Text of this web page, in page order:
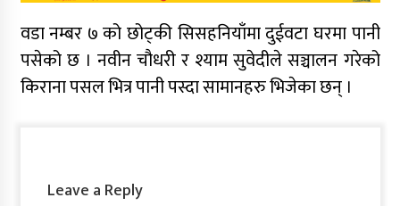
वडा नम्बर ७ को छोट्की सिसहनियाँमा दुईवटा घरमा पानी
पसेको छ । नवीन चौधरी र श्याम सुवेदीले सञ्चालन गरेको
किराना पसल भित्र पानी पस्दा सामानहरु भिजेका छन् ।
Leave a Reply